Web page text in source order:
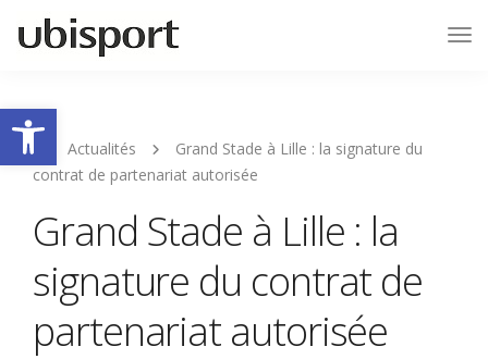
Ouvrir la barre d’outils
Actualités
Grand Stade à Lille : la signature du
contrat de partenariat autorisée
Grand Stade à Lille : la
signature du contrat de
partenariat autorisée